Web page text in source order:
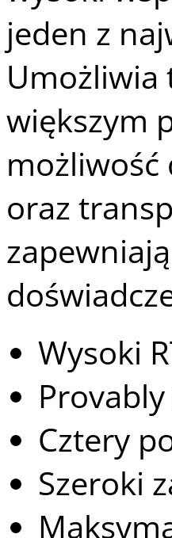
jeden z
Umożliwia
większym
oraz
Wysoki
Cztery
Szeroki